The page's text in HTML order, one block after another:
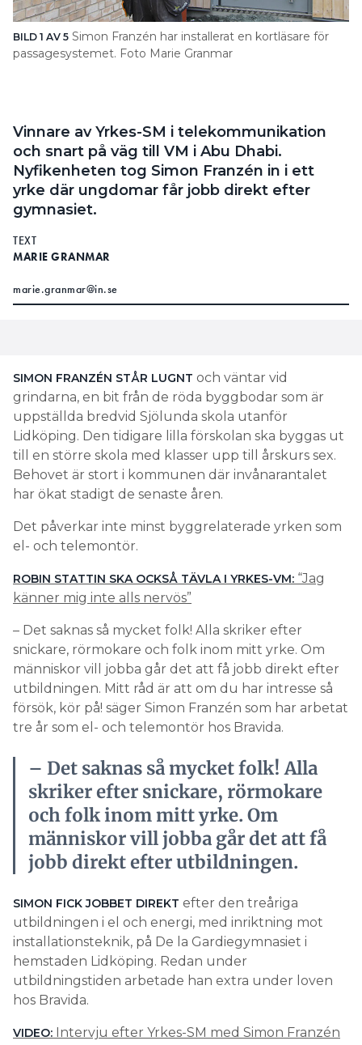
BILD 1 AV 5 Simon Franzén har installerat en kortläsare för
passagesystemet. Foto Marie Granmar
Vinnare av Yrkes-SM i telekommunikation
och snart på väg till VM i Abu Dhabi.
Nyfikenheten tog Simon Franzén in i ett
yrke där ­ungdomar får jobb direkt efter
gymnasiet.
TEXT
MARIE GRANMAR
marie.granmar@in.se
SIMON FRANZÉN STÅR LUGNT och väntar vid
grindarna, en bit från de röda byggbodar som är
uppställda bredvid Sjölunda skola utanför
Lidköping. Den tidigare lilla förskolan ska byggas ut
till en större skola med klasser upp till årskurs sex.
Behovet är stort i kommunen där invånarantalet
har ökat stadigt de senaste åren.
Det påverkar inte minst byggrelaterade yrken som
el- och telemontör.
ROBIN STATTIN SKA OCKSÅ TÄVLA I YRKES-VM: “Jag
känner mig inte alls nervös”
– Det saknas så mycket folk! Alla skriker efter
snickare, rörmokare och folk inom mitt yrke. Om
människor vill jobba går det att få jobb direkt efter
utbildningen. Mitt råd är att om du har intresse så
försök, kör på! säger Simon Franzén som har arbetat
tre år som el- och telemontör hos Bravida.
– Det saknas så mycket folk! Alla
skriker efter snickare, rörmokare
och folk inom mitt yrke. Om
människor vill jobba går det att få
jobb direkt efter utbildningen.
SIMON FICK JOBBET DIREKT efter den treåriga
utbildningen i el och energi, med inriktning mot
installationsteknik, på De la Gardiegymnasiet i
hemstaden Lidköping. Redan under
utbildningstiden arbetade han extra under loven
hos Bravida.
VIDEO: Intervju efter Yrkes-SM med Simon Franzén